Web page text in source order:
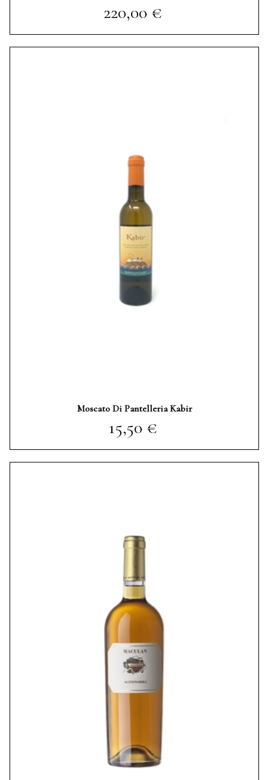
Prezzo
220,00 €
Moscato Di Pantelleria Kabir
Prezzo
15,50 €